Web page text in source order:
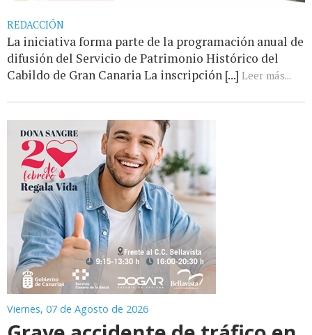
REDACCIÓN
La iniciativa forma parte de la programación anual de
difusión del Servicio de Patrimonio Histórico del
Cabildo de Gran Canaria La inscripción [...] Leer más...
Viernes, 07 de Agosto de 2026